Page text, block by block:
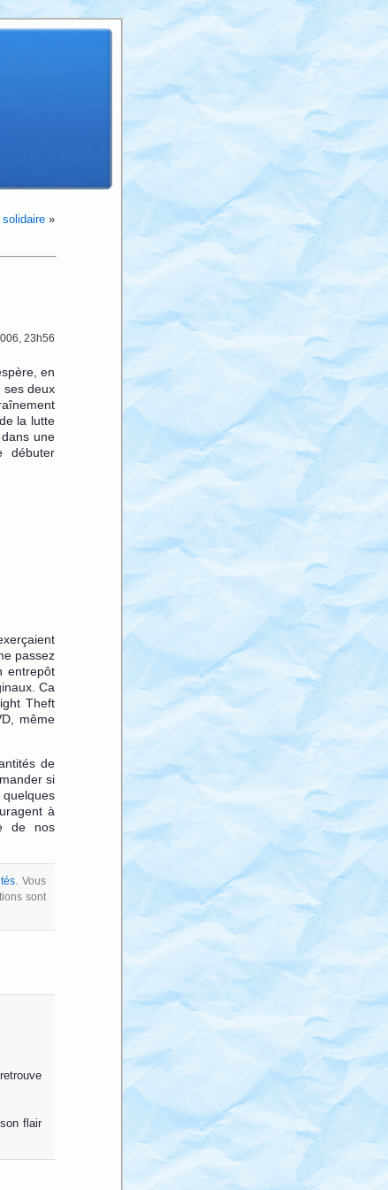
solidaire »
23h56
en
ses deux
la lutte
une
débuter
passez
entrepôt
Ca
Theft
même
de
si
à
de nos
. Vous
sont
flair